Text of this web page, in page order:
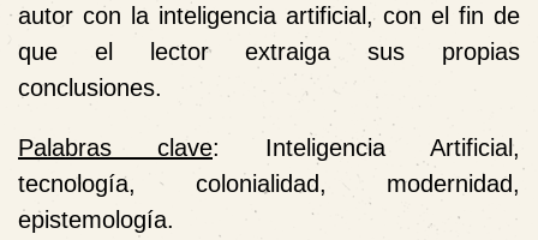
autor con la inteligencia artificial, con el fin de
que el lector extraiga sus propias
conclusiones.
Palabras clave: Inteligencia Artificial,
tecnología, colonialidad, modernidad,
epistemología.